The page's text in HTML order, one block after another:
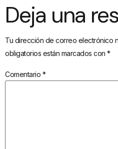
Deja una
Tu dirección de correo electrónico
obligatorios están marcados con *
Comentario *